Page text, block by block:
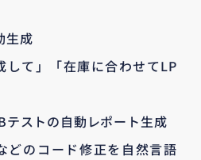
生成
して」「在庫に合わせてLP
テストの自動レポート生成
どのコード修正を自然言語